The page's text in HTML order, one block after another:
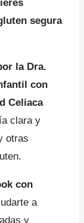
segura
la Dra.
con
Celiaca
clara y
otras
con
a
y